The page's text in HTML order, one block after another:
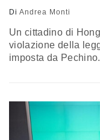
Di Andrea Monti
Un cittadino di
violazione della
imposta da
di Chieti-Pescara